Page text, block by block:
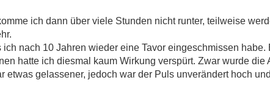
ich dann über viele Stunden nicht runter, teilweise
nach 10 Jahren wieder eine Tavor eingeschmissen habe.
hatte ich diesmal kaum Wirkung verspürt. Zwar wurde die
etwas gelassener, jedoch war der Puls unverändert hoch